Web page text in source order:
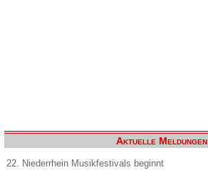
Aktuelle Meldungen
22. Niederrhein Musikfestivals beginnt